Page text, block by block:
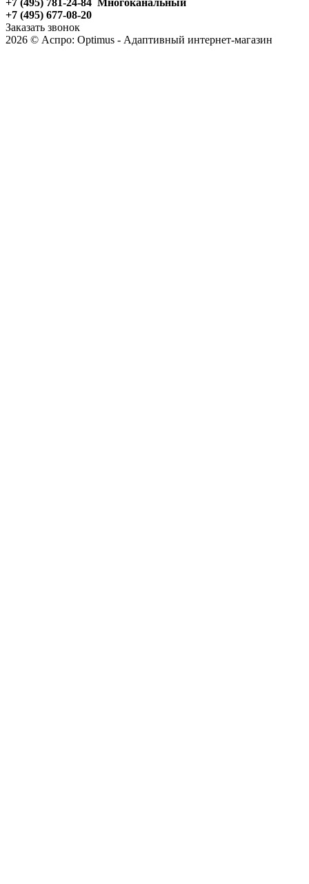
+7 (495) 677-08-20
Заказать звонок
2026 © Аспро: Optimus - Адаптивный интернет-магазин